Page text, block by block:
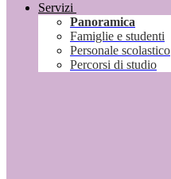
Servizi
Panoramica
Famiglie e studenti
Personale scolastico
Percorsi di studio